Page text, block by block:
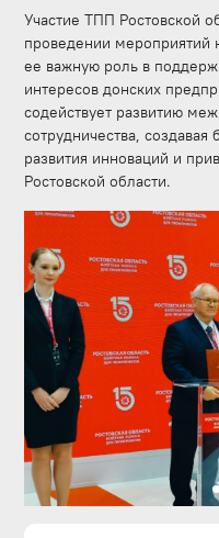
Участие ТПП Ростовской
проведении мероприятий
ее важную роль в
интересов донских
содействует развитию
сотрудничества,
развития инноваций и
Ростовской области.